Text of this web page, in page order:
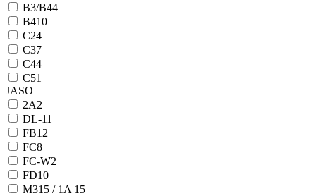
B3/B44
B410
C24
C37
C44
C51
JASO
2А2
DL-11
FB12
FC8
FC-W2
FD10
M315 / 1A 15